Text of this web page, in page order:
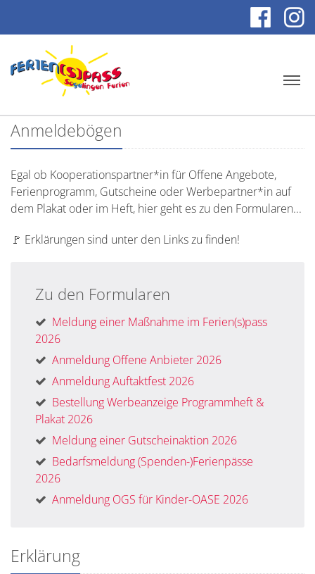
Anmeldebögen
Egal ob Kooperationspartner*in für Offene Angebote,
Ferienprogramm, Gutscheine oder Werbepartner*in auf
dem Plakat oder im Heft, hier geht es zu den Formularen...
🚩 Erklärungen sind unter den Links zu finden!
Zu den Formularen
Meldung einer Maßnahme im Ferien(s)pass
2026
Anmeldung Offene Anbieter 2026
Anmeldung Auftaktfest 2026
Bestellung Werbeanzeige Programmheft &
Plakat 2026
Meldung einer Gutscheinaktion 2026
Bedarfsmeldung (Spenden-)Ferienpässe
2026
Anmeldung OGS für Kinder-OASE 2026
Erklärung